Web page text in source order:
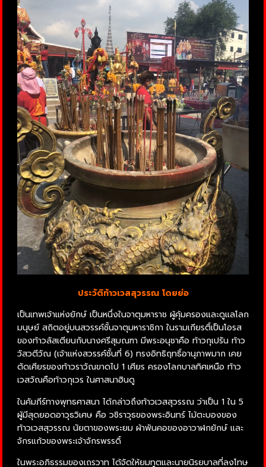
ประวัติท้าวเวสสุวรรณ โดยย่อ
เป็นเทพเจ้าแห่งยักษ์ เป็นหนึ่งในจาตุมหาราช ผู้คุ้มครองและดูแลโลก
มนุษย์ สถิตอยู่บนสวรรค์ชั้นจาตุมหาราชิกา ในรามเกียรติ์เป็นโอรส
ของท้าวลัสเตียนกับนางศรีสุมณฑา มีพระอนุชาคือ ท้าวกุเปรัน ท้าว
วัสวตีวัณ (เจ้าแห่งสวรรค์ชั้นที่ 6) ทรงอิทธิฤทธิ์อานุภาพมาก เคย
ตัดเศียรของท้าวราวัณขาดไป 1 เศียร ครองโลกบาลทิศเหนือ ท้าว
เวสวัณคือท้าวกุเวร ในศาสนาฮินดู
ในคัมภีร์ทางพุทธศาสนา ได้กล่าวถึงท้าวเวสสุวรรณ ว่าเป็น 1 ใน 5
ผู้มีสุดยอดอาวุธวิเศษ คือ วชิราวุธของพระอินทร์ ไม้ตะบองของ
ท้าวเวสสุวรรณ นัยตาของพระยม ผ้าพันคอของอาวาฬกยักษ์ และ
จักรแก้วของพระเจ้าจักรพรรดิ์
ในพระอภิธรรมของเถรวาท ได้จัดให้ยมทูตและนายนิรยบาลที่ลงโทษ